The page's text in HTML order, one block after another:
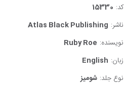
کد: 15330
ناشر: Atlas Black Publishing
نویسنده: Ruby Roe
زبان: English
نوع جلد: شومیز